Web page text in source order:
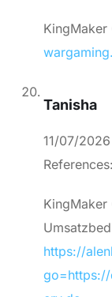
KingMaker
Tanisha
11/07/2026
References:
KingMaker
https://